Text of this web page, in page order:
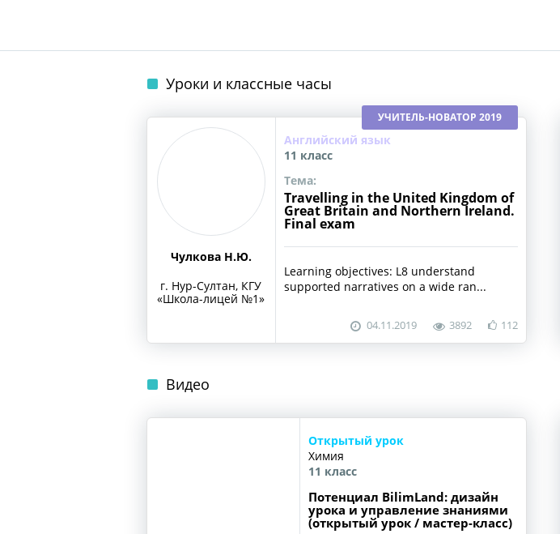
Уроки и классные часы
УЧИТЕЛЬ-НОВАТОР 2019
Чулкова Н.Ю.
г. Нур-Султан, КГУ
«Школа-лицей №1»
Английский язык
11 класс
Тема:
Travelling in the United Kingdom of
Great Britain and Northern Ireland.
Final exam
Learning objectives: L8 understand
supported narratives on a wide ran...
04.11.2019 3892 112
Видео
Открытый урок
Химия
11 класс
Потенциал BilimLand: дизайн
урока и управление знаниями
(открытый урок / мастер-класс)